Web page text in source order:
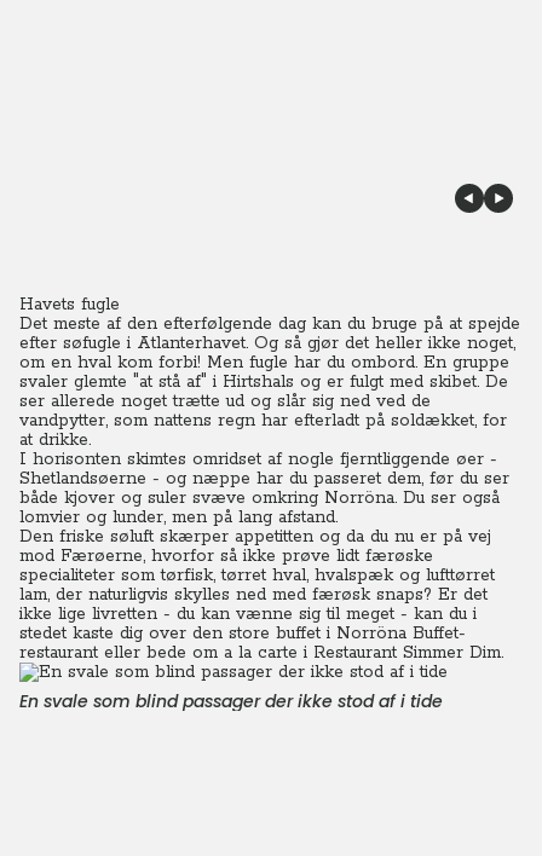
Havets fugle
Det meste af den efterfølgende dag kan du bruge på at spejde
efter søfugle i Atlanterhavet. Og så gjør det heller ikke noget,
om en hval kom forbi! Men fugle har du ombord. En gruppe
svaler glemte "at stå af" i Hirtshals og er fulgt med skibet. De
ser allerede noget trætte ud og slår sig ned ved de
vandpytter, som nattens regn har efterladt på soldækket, for
at drikke.
I horisonten skimtes omridset af nogle fjerntliggende øer -
Shetlandsøerne - og næppe har du passeret dem, før du ser
både kjover og suler svæve omkring Norröna. Du ser også
lomvier og lunder, men på lang afstand.
Den friske søluft skærper appetitten og da du nu er på vej
mod Færøerne, hvorfor så ikke prøve lidt færøske
specialiteter som tørfisk, tørret hval, hvalspæk og lufttørret
lam, der naturligvis skylles ned med færøsk snaps? Er det
ikke lige livretten - du kan vænne sig til meget - kan du i
stedet kaste dig over den store buffet i Norröna Buffet-
restaurant eller bede om a la carte i Restaurant Simmer Dim.
En svale som blind passager der ikke stod af i tide